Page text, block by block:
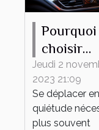
Pourquoi
choisir
MAPPY
comme
système
Jeudi 2
2023 21:09
Se déplacer
quiétude
plus souvent